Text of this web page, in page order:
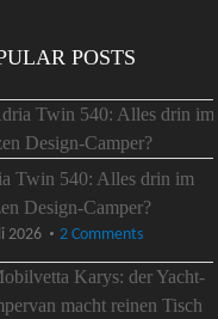
POSTS
Twin 540: Alles drin im
Design-Camper?
2026 2 Comments